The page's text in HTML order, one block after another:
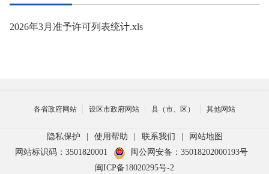
2026年3月准予许可列表统计.xls
各省政府网站 设区市政府网站 县（市、区） 其他网站
隐私保护 使用帮助 联系我们
网站地图
网站标识码：3501820001
闽公网安备：35018202000193号
闽ICP备18020295号-2